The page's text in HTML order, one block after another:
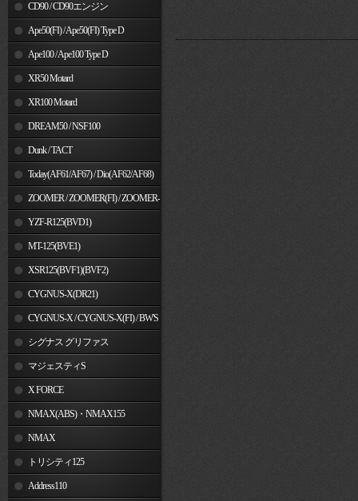
CD90 / CD90エンジン
Ape50(FI) / Ape50(FI) Type D
Ape100 / Ape100 Type D
XR50 Motard
XR100 Motard
DREAM50 / NSF100
Dunk / TACT
Today(AF61/AF67) / Dio(AF62/AF68)
ZOOMER / ZOOMER(FI) / ZOOMER-
YZF-R125(BVD1)
MT-125(BVE1)
XSR125(BVF1)(BVF2)
CYGNUS-X(DR21)
CYGNUS-X / CYGNUS-X(FI) / BW'S
125 シグナス グリファス
マジェスティS
X FORCE
NMAX(ABS)・NMAX155
NMAX
トリシティ125
Address110